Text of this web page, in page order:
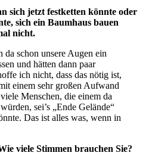
sich jetzt festketten könnte oder
sich ein Baumhaus bauen
nicht.
da schon unsere Augen ein
und hätten dann paar
ich nicht, dass das nötig ist,
einem sehr großen Aufwand
Menschen, die einem da
sei’s „Ende Gelände“
Das ist alles was, wenn in
viele Stimmen brauchen Sie?